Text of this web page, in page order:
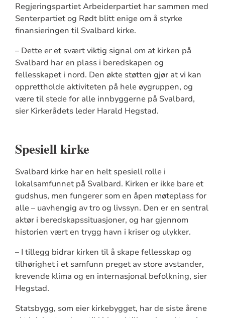
Regjeringspartiet Arbeiderpartiet har sammen med
Senterpartiet og Rødt blitt enige om å styrke
finansieringen til Svalbard kirke.
– Dette er et svært viktig signal om at kirken på
Svalbard har en plass i beredskapen og
fellesskapet i nord. Den økte støtten gjør at vi kan
opprettholde aktiviteten på hele øygruppen, og
være til stede for alle innbyggerne på Svalbard,
sier Kirkerådets leder Harald Hegstad.
Spesiell kirke
Svalbard kirke har en helt spesiell rolle i
lokalsamfunnet på Svalbard. Kirken er ikke bare et
gudshus, men fungerer som en åpen møteplass for
alle – uavhengig av tro og livssyn. Den er en sentral
aktør i beredskapssituasjoner, og har gjennom
historien vært en trygg havn i kriser og ulykker.
– I tillegg bidrar kirken til å skape fellesskap og
tilhørighet i et samfunn preget av store avstander,
krevende klima og en internasjonal befolkning, sier
Hegstad.
Statsbygg, som eier kirkebygget, har de siste årene